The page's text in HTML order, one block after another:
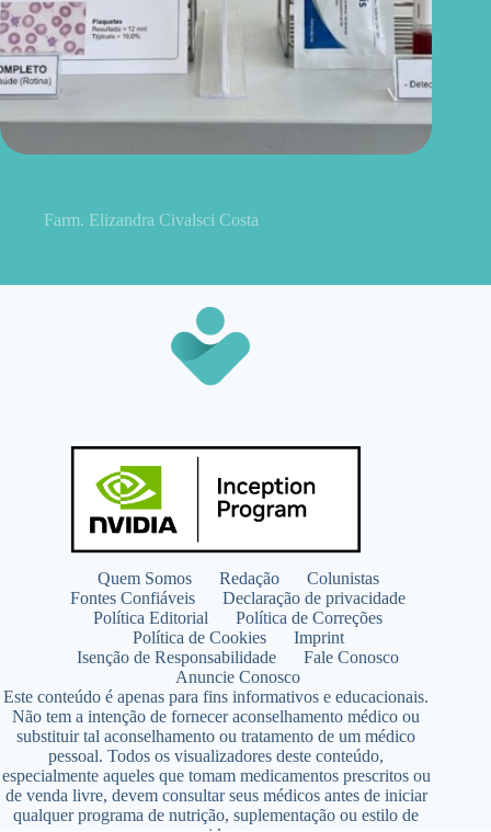
Farm. Elizandra Civalsci Costa
Quem Somos Redação
Colunistas
Fontes Confiáveis
Declaração de privacidade
Política Editorial
Política de Correções
Política de Cookies
Imprint
Isenção de Responsabilidade
Fale Conosco
Anuncie Conosco
Este conteúdo é apenas para fins informativos e educacionais.
Não tem a intenção de fornecer aconselhamento médico ou
substituir tal aconselhamento ou tratamento de um médico
pessoal. Todos os visualizadores deste conteúdo,
especialmente aqueles que tomam medicamentos prescritos ou
de venda livre, devem consultar seus médicos antes de iniciar
qualquer programa de nutrição, suplementação ou estilo de